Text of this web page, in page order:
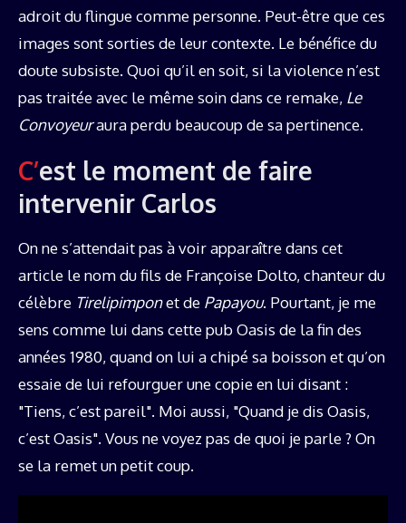
adroit du flingue comme personne. Peut-être que ces
images sont sorties de leur contexte. Le bénéfice du
doute subsiste. Quoi qu’il en soit, si la violence n’est
pas traitée avec le même soin dans ce remake, Le
Convoyeuraura perdu beaucoup de sa pertinence.
C’est le moment de faire
intervenir Carlos
On ne s’attendait pas à voir apparaître dans cet
article le nom du fils de Françoise Dolto, chanteur du
célèbre Tirelipimponet de Papayou. Pourtant, je me
sens comme lui dans cette pub Oasis de la fin des
années 1980, quand on lui a chipé sa boisson et qu’on
essaie de lui refourguer une copie en lui disant :
"Tiens, c’est pareil". Moi aussi, "Quand je dis Oasis,
c’est Oasis". Vous ne voyez pas de quoi je parle ? On
se la remet un petit coup.